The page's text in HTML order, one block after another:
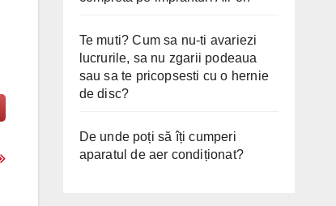
Te muti? Cum sa nu-ti avariezi
lucrurile, sa nu zgarii podeaua
sau sa te pricopsesti cu o hernie
de disc?
De unde poți să îți cumperi
aparatul de aer condiționat?